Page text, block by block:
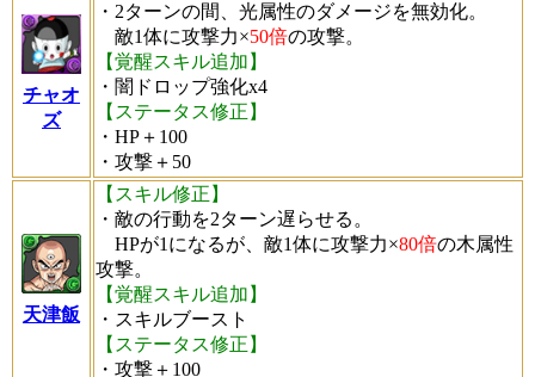
チャオ
ズ
・2ターンの間、光属性のダメージを無効化。
敵1体に攻撃力×50倍の攻撃。
【覚醒スキル追加】
・闇ドロップ強化x4
【ステータス修正】
・HP＋100
・攻撃＋50
天津飯
【スキル修正】
・敵の行動を2ターン遅らせる。
HPが1になるが、敵1体に攻撃力×80倍の木属性
攻撃。
【覚醒スキル追加】
・スキルブースト
【ステータス修正】
・攻撃＋100